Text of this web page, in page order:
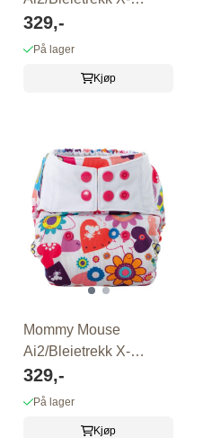
LARGE ?BLOMSTER?
329,-
På lager
Kjøp
Mommy Mouse
Ai2/Bleietrekk X-
LARGE ?Thumbelina?
329,-
På lager
Kjøp